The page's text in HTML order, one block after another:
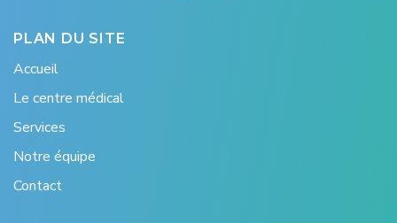
PLAN DU SITE
Accueil
Le centre médical
Services
Notre équipe
Contact